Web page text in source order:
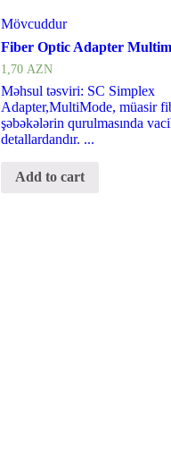
Mövcuddur
Fiber Optic Adapter
1,70 AZN
Məhsul təsviri: SC Simplex
Adapter,MultiMode, müasir
şəbəkələrin qurulmasında
detallardandır. ...
Add to cart